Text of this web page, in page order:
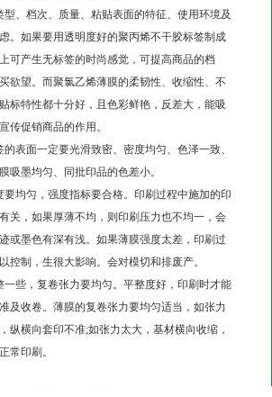
、档次、质量、粘贴表面的特征、使用环境及
。如果要用透明度好的聚丙烯不干胶标签制成
可产生无标签的时尚感觉，可提高商品的档
欲望。而聚氯乙烯薄膜的柔韧性、收缩性、不
标特性都十分好，且色彩鲜艳，反差大，能吸
传促销商品的作用。
表面一定要光滑致密、密度均匀、色泽一致、
吸墨均匀、同批印品的色差小。
均匀，强度指标要合格。印刷过程中施加的印
关，如果厚薄不均，则印刷压力也不均一，会
或墨色有深有浅。如果薄膜强度太差，印刷过
控制，生很大影响。会对模切和排废产。
些，复卷张力要均匀。平整度好，印刷时才能
及收卷。薄膜的复卷张力要均匀适当，如张力
纵横向套印不准;如张力太大，基材横向收缩，
常印刷。